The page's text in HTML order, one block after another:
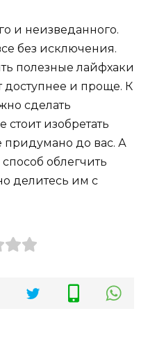
и неизведанного.
без исключения.
полезные лайфхаки
доступнее и проще. К
сделать
изобретать
придумано до вас. А
облегчить
делитесь им с